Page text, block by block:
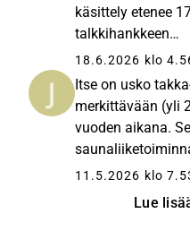
käsittely etenee
talkkihankkeen
hyvin. Ympäristö-
päättynyt, ja
yhteens...
18.6.2026 klo
Itse on usko
merkittävään (yli
vuoden aikana.
kasvupotentiaali,
11.5.2026 klo
Lue